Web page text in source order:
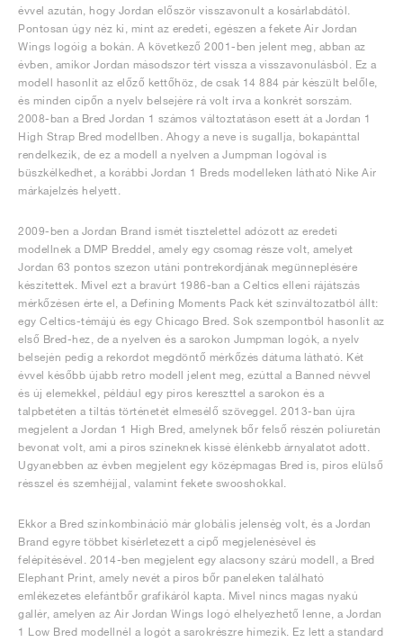
évvel azután, hogy Jordan először visszavonult a kosárlabdától.
Pontosan úgy néz ki, mint az eredeti, egészen a fekete Air Jordan
Wings logóig a bokán. A következő 2001-ben jelent meg, abban az
évben, amikor Jordan másodszor tért vissza a visszavonulásból. Ez a
modell hasonlít az előző kettőhöz, de csak 14 884 pár készült belőle,
és minden cipőn a nyelv belsejére rá volt írva a konkrét sorszám.
2008-ban a Bred Jordan 1 számos változtatáson esett át a Jordan 1
High Strap Bred modellben. Ahogy a neve is sugallja, bokapánttal
rendelkezik, de ez a modell a nyelven a Jumpman logóval is
büszkélkedhet, a korábbi Jordan 1 Breds modelleken látható Nike Air
márkajelzés helyett.
2009-ben a Jordan Brand ismét tisztelettel adózott az eredeti
modellnek a DMP Breddel, amely egy csomag része volt, amelyet
Jordan 63 pontos szezon utáni pontrekordjának megünneplésére
készítettek. Mivel ezt a bravúrt 1986-ban a Celtics elleni rájátszás
mérkőzésen érte el, a Defining Moments Pack két színváltozatból állt:
egy Celtics-témájú és egy Chicago Bred. Sok szempontból hasonlít az
első Bred-hez, de a nyelven és a sarokon Jumpman logók, a nyelv
belsején pedig a rekordot megdöntő mérkőzés dátuma látható. Két
évvel később újabb retro modell jelent meg, ezúttal a Banned névvel
és új elemekkel, például egy piros kereszttel a sarokon és a
talpbetéten a tiltás történetét elmesélő szöveggel. 2013-ban újra
megjelent a Jordan 1 High Bred, amelynek bőr felső részén poliuretán
bevonat volt, ami a piros színeknek kissé élénkebb árnyalatot adott.
Ugyanebben az évben megjelent egy középmagas Bred is, piros elülső
résszel és szemhéjjal, valamint fekete swooshokkal.
Ekkor a Bred színkombináció már globális jelenség volt, és a Jordan
Brand egyre többet kísérletezett a cipő megjelenésével és
felépítésével. 2014-ben megjelent egy alacsony szárú modell, a Bred
Elephant Print, amely nevét a piros bőr paneleken található
emlékezetes elefántbőr grafikáról kapta. Mivel nincs magas nyakú
gallér, amelyen az Air Jordan Wings logó elhelyezhető lenne, a Jordan
1 Low Bred modellnél a logót a sarokrészre hímezik. Ez lett a standard